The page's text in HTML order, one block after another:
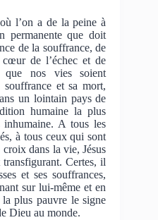
l’on a de la peine à
permanente que doit
de la souffrance, de
de l’échec et de
que nos vies soient
souffrance et sa mort,
un lointain pays de
humaine la plus
A tous les
à tous ceux qui sont
dans la vie, Jésus
Certes, il
et ses souffrances,
sur lui-même et en
plus pauvre le signe
Dieu au monde.